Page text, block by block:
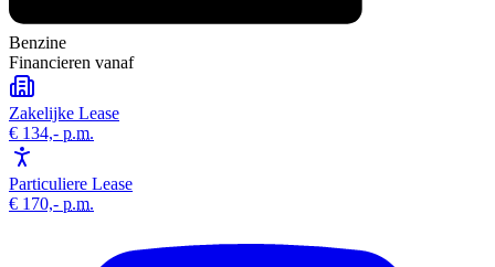
Benzine
Financieren vanaf
Zakelijke Lease
€ 134,- p.m.
Particuliere Lease
€ 170,- p.m.